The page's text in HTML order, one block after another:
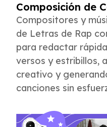
Composición de
Compositores y
de Letras de Rap
para redactar
versos y estribillos,
creativo y
canciones sin